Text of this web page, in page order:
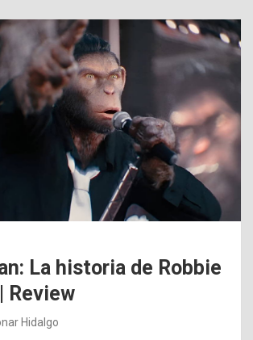
La historia de Robbie
Review
Hidalgo